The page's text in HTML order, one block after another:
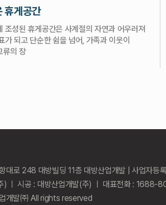
휴게공간
조성된 휴게공간은 사계절의 자연과 어우러져
가 되고 단순한 쉼을 넘어, 가족과 이웃이
류의 장
대로 248 대방빌딩 11층 대방산업개발 | 사업자
) ㅣ 시공 : 대방산업개발(주) ㅣ 대표전화 : 1688-
개발㈜ All rights reserved